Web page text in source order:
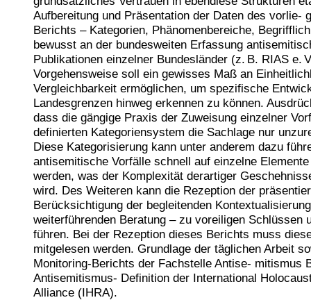
Aufbereitung und Präsentation der Daten des vorlie-
Berichts – Kategorien, Phänomenbereiche,
bewusst an der bundesweiten Erfassung
Publikationen einzelner Bundesländer (z. B. RIAS e.
Vorgehensweise soll ein gewisses Maß an
Vergleichbarkeit ermöglichen, um spezifische
Landesgrenzen hinweg erkennen zu können.
dass die gängige Praxis der Zuweisung einzelner
definierten Kategoriensystem die Sachlage nur
Diese Kategorisierung kann unter anderem dazu
antisemitische Vorfälle schnell auf einzelne
werden, was der Komplexität derartiger
wird. Des Weiteren kann die Rezeption der
Berücksichtigung der begleitenden
weiterführenden Beratung – zu voreiligen Schlüssen
führen. Bei der Rezeption dieses Berichts muss
mitgelesen werden. Grundlage der täglichen Arbeit
Monitoring-Berichts der Fachstelle Antise- mitismus
Antisemitismus- Definition der International
Alliance (IHRA).